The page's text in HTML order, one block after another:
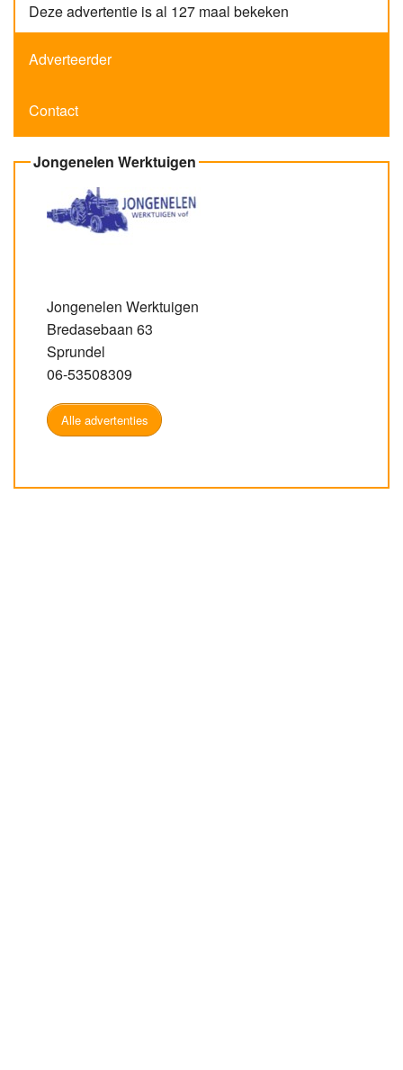
Deze advertentie is al 127 maal bekeken
Adverteerder
Contact
Jongenelen Werktuigen
Jongenelen Werktuigen
Bredasebaan 63
Sprundel
06-53508309
Alle advertenties